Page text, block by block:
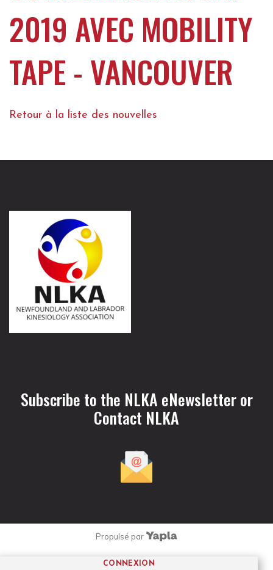
CONNEXION
2019 AVEC MOBILITY
TAPE - VANCOUVER
Retour à la liste des nouvelles
Subscribe to the NLKA eNewsletter or
Contact NLKA
Propulsé par